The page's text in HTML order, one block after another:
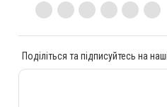
Поділіться та підписуйтесь на